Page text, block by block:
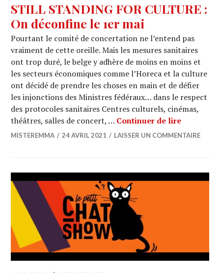
STILL STANDING FOR CULTURE :
On déconfine le 1er mai
Pourtant le comité de concertation ne l’entend pas
vraiment de cette oreille. Mais les mesures sanitaires
ont trop duré, le belge y adhère de moins en moins et
les secteurs économiques comme l’Horeca et la culture
ont décidé de prendre les choses en main et de défier
les injonctions des Ministres fédéraux… dans le respect
des protocoles sanitaires Centres culturels, cinémas,
théâtres, salles de concert, … Continuer de lireSTILL
MISTEREMMA 24 AVRIL 2021 LAISSER UN COMMENTAIRE